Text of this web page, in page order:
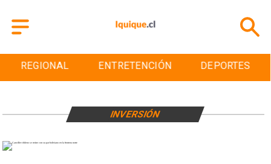
REGIONAL ENTRETENCIÓN DEPORTES
INVERSIÓN